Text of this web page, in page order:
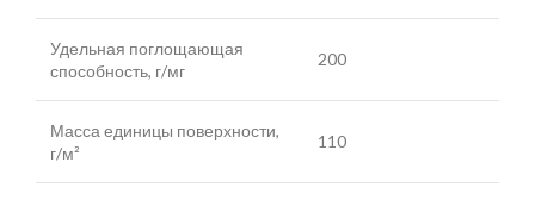
Удельная поглощающая
способность, г/мг
200
Масса единицы поверхности,
г/м²
110